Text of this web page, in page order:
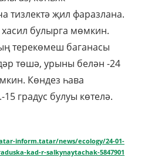
inform.tatar/news/ecology/24-01-
kad-r-salkynaytachak-5847901
Зәйниев
сәнгать
Илгиз Зәйниев